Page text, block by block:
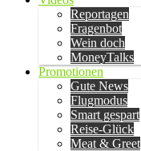
Reportagen
Fragenbot
Wein doch
MoneyTalks
Promotionen
Gute News
Flugmodus
Smart gespart
Reise-Glück
Meat & Greet